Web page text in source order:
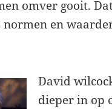
omver gooit.
en
David
dieper in op